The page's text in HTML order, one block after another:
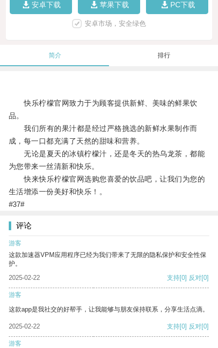
安卓下载 苹果下载 PC下载
安卓市场，安全绿色
简介 排行
快乐柠檬官网致力于为顾客提供新鲜、美味的鲜果饮
品。
我们所有的果汁都是经过严格挑选的新鲜水果制作而
成，每一口都充满了天然的甜味和营养。
无论是夏天的冰镇柠檬汁，还是冬天的热乌龙茶，都能
为您带来一丝清新和快乐。
快来快乐柠檬官网选购您喜爱的饮品吧，让我们为您的
生活增添一份美好和快乐！。
#37#
评论
游客
这款加速器VPM应用程序已经为我们带来了无限的隐私保护和安全性保
护。
2025-02-22
支持[0] 反对[0]
游客
这款app是我社交的好帮手，让我能够与朋友保持联系，分享生活点滴。
2025-02-22 支持[0] 反对[0]
游客